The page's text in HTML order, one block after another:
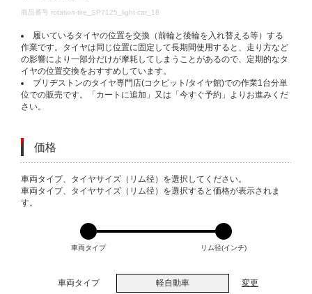
DETAILS
商品番号 rotation-tire_SP7125_light-car_18
履いているタイヤの位置を交換（前輪と後輪を入れ替える等）する
作業です。タイヤは同じ位置に固定して長期間使用すると、走り方など
の影響により一部分だけが摩耗してしまうことがあるので、定期的なタ
イヤの位置交換をおすすめしています。
ブリヂストンのタイヤ専門店(コクピット/タイヤ館)での作業1台分単
位での販売です。「カートに追加」又は「今すぐ予約」よりお進みくだ
さい。
価格
VARIATIONS
車両タイプ、タイヤサイズ（リム径）を選択してください。
車両タイプ、タイヤサイズ（リム径）を選択すると価格が表示されま
す。
車両タイプ リム径(インチ)
車両タイプ 軽自動車 変更